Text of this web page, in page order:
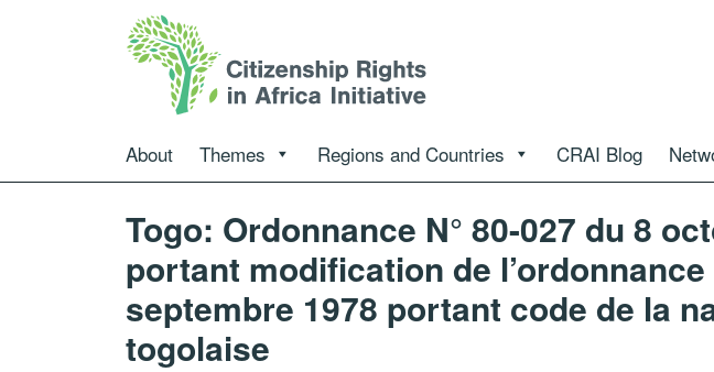
About Themes Regions and Countries CRAI Blog
Togo: Ordonnance N° 80-027 du 8
portant modification de l’ordonnance
septembre 1978 portant code de la
togolaise